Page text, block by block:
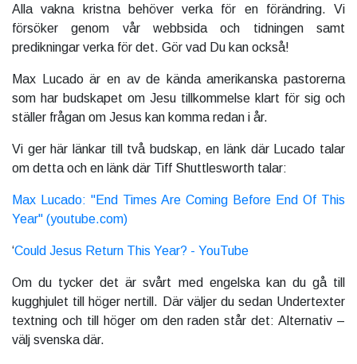
Alla vakna kristna behöver verka för en förändring. Vi
försöker genom vår webbsida och tidningen samt
predikningar verka för det. Gör vad Du kan också!
Max Lucado är en av de kända amerikanska pastorerna
som har budskapet om Jesu tillkommelse klart för sig och
ställer frågan om Jesus kan komma redan i år.
Vi ger här länkar till två budskap, en länk där Lucado talar
om detta och en länk där Tiff Shuttlesworth talar:
Max Lucado: "End Times Are Coming Before End Of This
Year" (youtube.com)
‘Could Jesus Return This Year? - YouTube
Om du tycker det är svårt med engelska kan du gå till
kugghjulet till höger nertill. Där väljer du sedan Undertexter
textning och till höger om den raden står det: Alternativ –
välj svenska där.